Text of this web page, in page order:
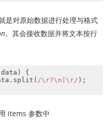
是对原始数据进行处理与格式
。其会接收数据并将文本按行
data )
/\r?\n|\r/
items 参数中